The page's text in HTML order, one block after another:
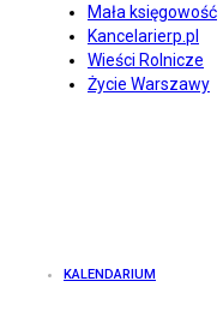
Mała księgowość
Kancelarierp.pl
Wieści Rolnicze
Życie Warszawy
KALENDARIUM